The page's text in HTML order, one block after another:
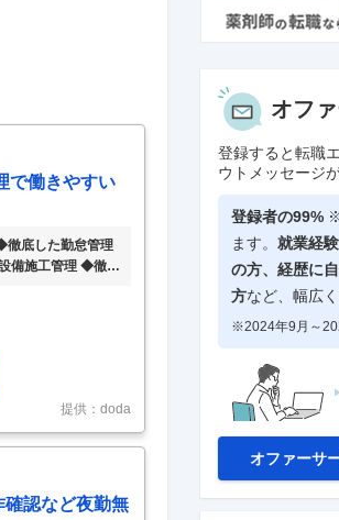
で働きやすい
徹底した勤怠管理
備施工管理 ◆徹底
理で働きやすさ充
ーズに進むようサ
の工事に関する
提供：doda
認など夜勤無
オフ
登録すると転職
ウトメッセージ
登録者の99%
ます。 就業経
の方、 経歴に
方など、幅広
※2024年9月～
オファーサ